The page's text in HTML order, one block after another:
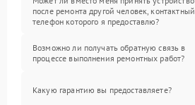
после ремонта другой человек, контактный
телефон которого я предоставлю?
Возможно ли получать обратную связь в
процессе выполнения ремонтных работ?
Какую гарантию вы предоставляете?